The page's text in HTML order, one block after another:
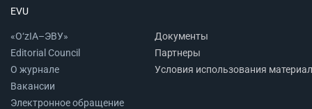
EVU
«O‘zIA–ЭВУ»
Editorial Council
О журнале
Вакансии
Электронное обращение
Документы
Партнеры
Условия использования